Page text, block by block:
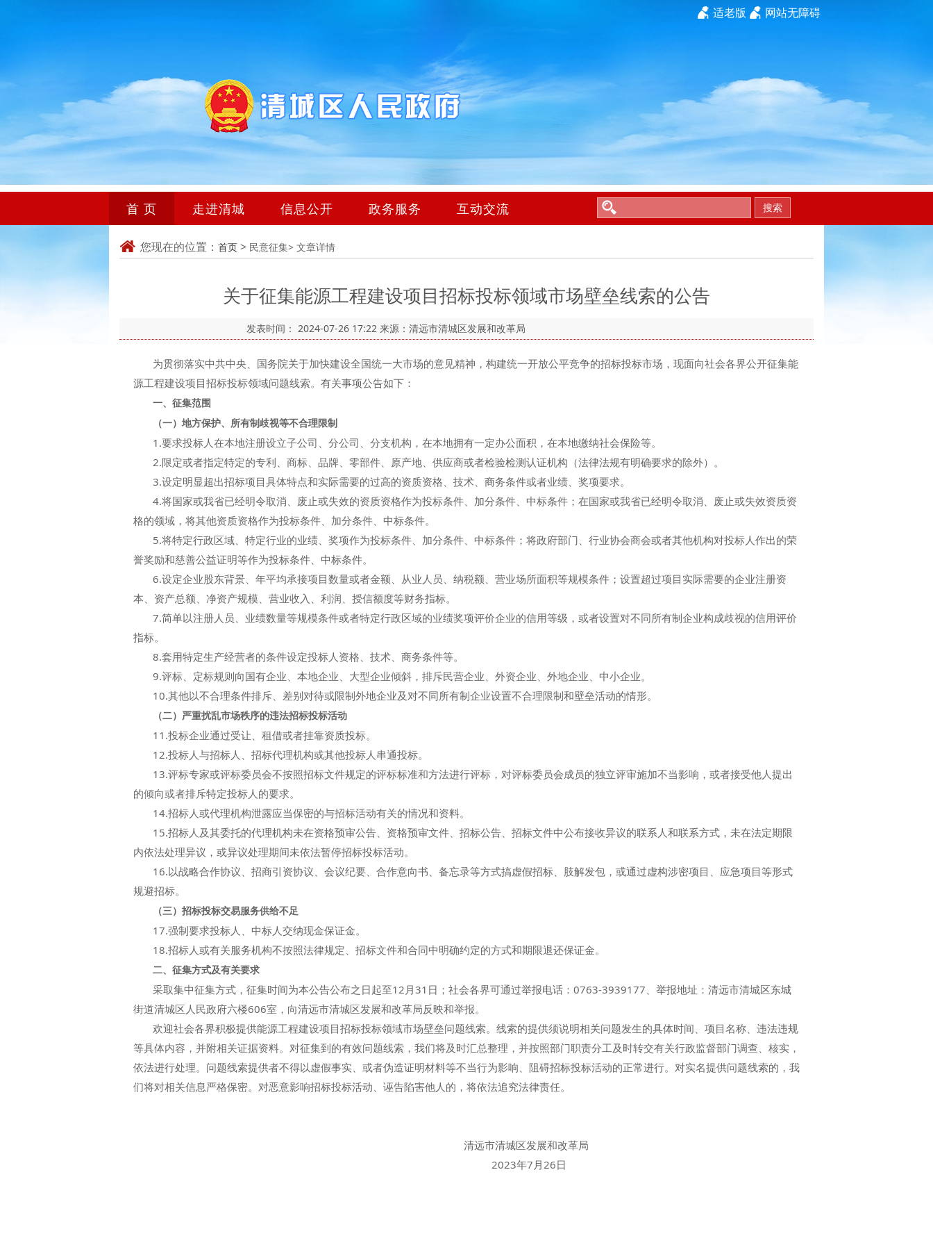
网站无障碍
适老版
首 页 走进清城 信息公开 政务服务 互动交流 搜索
您现在的位置： 首页 > 民意征集> 文章详情
关于征集能源工程建设项目招标投标领域市场壁垒线索的公告
发表时间： 2024-07-26 17:22 来源：清远市清城区发展和改革局
为贯彻落实中共中央、国务院关于加快建设全国统一大市场的意见精神，构建统一开放公平竞争的招标投标市场，现面向社会各界公开征集能
源工程建设项目招标投标领域问题线索。有关事项公告如下：
一、征集范围
（一）地方保护、所有制歧视等不合理限制
1.要求投标人在本地注册设立子公司、分公司、分支机构，在本地拥有一定办公面积，在本地缴纳社会保险等。
2.限定或者指定特定的专利、商标、品牌、零部件、原产地、供应商或者检验检测认证机构（法律法规有明确要求的除外）。
3.设定明显超出招标项目具体特点和实际需要的过高的资质资格、技术、商务条件或者业绩、奖项要求。
4.将国家或我省已经明令取消、废止或失效的资质资格作为投标条件、加分条件、中标条件；在国家或我省已经明令取消、废止或失效资质资
格的领域，将其他资质资格作为投标条件、加分条件、中标条件。
5.将特定行政区域、特定行业的业绩、奖项作为投标条件、加分条件、中标条件；将政府部门、行业协会商会或者其他机构对投标人作出的荣
誉奖励和慈善公益证明等作为投标条件、中标条件。
6.设定企业股东背景、年平均承接项目数量或者金额、从业人员、纳税额、营业场所面积等规模条件；设置超过项目实际需要的企业注册资
本、资产总额、净资产规模、营业收入、利润、授信额度等财务指标。
7.简单以注册人员、业绩数量等规模条件或者特定行政区域的业绩奖项评价企业的信用等级，或者设置对不同所有制企业构成歧视的信用评价
指标。
8.套用特定生产经营者的条件设定投标人资格、技术、商务条件等。
9.评标、定标规则向国有企业、本地企业、大型企业倾斜，排斥民营企业、外资企业、外地企业、中小企业。
10.其他以不合理条件排斥、差别对待或限制外地企业及对不同所有制企业设置不合理限制和壁垒活动的情形。
（二）严重扰乱市场秩序的违法招标投标活动
11.投标企业通过受让、租借或者挂靠资质投标。
12.投标人与招标人、招标代理机构或其他投标人串通投标。
13.评标专家或评标委员会不按照招标文件规定的评标标准和方法进行评标，对评标委员会成员的独立评审施加不当影响，或者接受他人提出
的倾向或者排斥特定投标人的要求。
14.招标人或代理机构泄露应当保密的与招标活动有关的情况和资料。
15.招标人及其委托的代理机构未在资格预审公告、资格预审文件、招标公告、招标文件中公布接收异议的联系人和联系方式，未在法定期限
内依法处理异议，或异议处理期间未依法暂停招标投标活动。
16.以战略合作协议、招商引资协议、会议纪要、合作意向书、备忘录等方式搞虚假招标、肢解发包，或通过虚构涉密项目、应急项目等形式
规避招标。
（三）招标投标交易服务供给不足
17.强制要求投标人、中标人交纳现金保证金。
18.招标人或有关服务机构不按照法律规定、招标文件和合同中明确约定的方式和期限退还保证金。
二、征集方式及有关要求
采取集中征集方式，征集时间为本公告公布之日起至12月31日；社会各界可通过举报电话：0763-3939177、举报地址：清远市清城区东城
街道清城区人民政府六楼606室，向清远市清城区发展和改革局反映和举报。
欢迎社会各界积极提供能源工程建设项目招标投标领域市场壁垒问题线索。线索的提供须说明相关问题发生的具体时间、项目名称、违法违规
等具体内容，并附相关证据资料。对征集到的有效问题线索，我们将及时汇总整理，并按照部门职责分工及时转交有关行政监督部门调查、核实，
依法进行处理。问题线索提供者不得以虚假事实、或者伪造证明材料等不当行为影响、阻碍招标投标活动的正常进行。对实名提供问题线索的，我
们将对相关信息严格保密。对恶意影响招标投标活动、诬告陷害他人的，将依法追究法律责任。
清远市清城区发展和改革局
2023年7月26日